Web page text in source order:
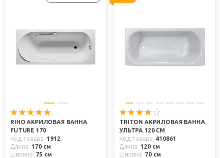
RIHO АКРИЛОВАЯ ВАННА
FUTURE 170
Код товара
1912
Длина
170 см
Ширина
75 см
TRITON АКРИЛОВАЯ ВАННА
УЛЬТРА 120 СМ
Код товара
410861
Длина
120 см
Ширина
70 см